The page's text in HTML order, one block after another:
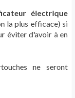
électrique
la plus efficace) si
éviter d'avoir à en
ne seront